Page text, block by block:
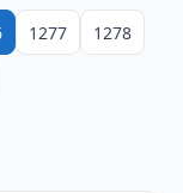
1277
1278